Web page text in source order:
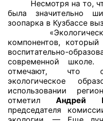
Главная
Общественные советы
Общественные
Несмотря на то, что
была значительно
зоопарка в Кузбассе
«Экологическое
компонентов,
воспитательно-
современной школе.
отмечают, что
экологическое
использовании
отметилАндрей
председателя